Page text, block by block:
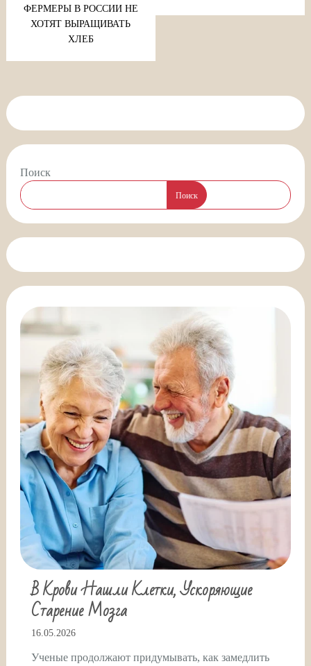
ФЕРМЕРЫ В РОССИИ НЕ
ХОТЯТ ВЫРАЩИВАТЬ
ХЛЕБ
Поиск
Поиск
В Крови Нашли Клетки, Ускоряющие
Старение Мозга
16.05.2026
Ученые продолжают придумывать, как замедлить